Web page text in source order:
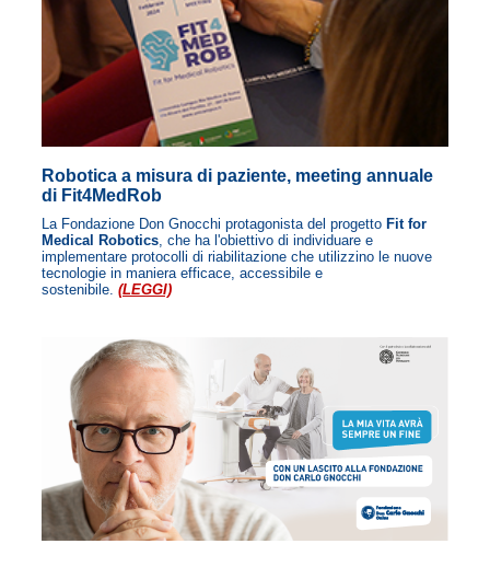
Robotica a misura di paziente, meeting annuale
di Fit4MedRob
La Fondazione Don Gnocchi protagonista del progetto Fit for
Medical Robotics, che ha l'obiettivo di individuare e
implementare protocolli di riabilitazione che utilizzino le nuove
tecnologie in maniera efficace, accessibile e
sostenibile. (LEGGI)